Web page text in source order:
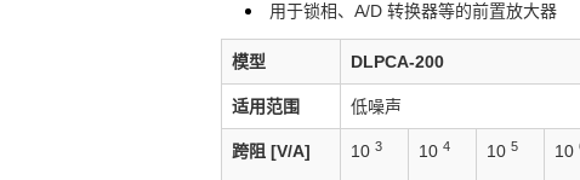
用于锁相、A/D 转换器等的前置放大器
模型 DLPCA-200
适用范围 低噪声
跨阻 [V/A] 10 3 10 4 10 5 10